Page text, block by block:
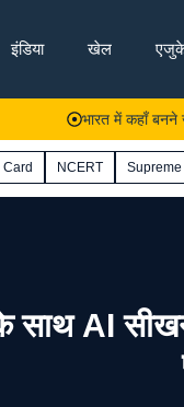
इंडिया खेल
भारत में कहाँ बनने जा रही है
NCERT
AI सीखने